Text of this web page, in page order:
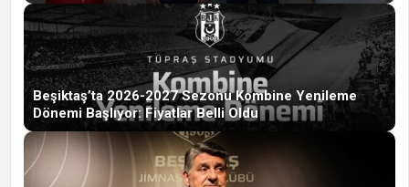
Beşiktaş’ta 2026-2027 Sezonu Kombine Yenileme
Dönemi Başlıyor: Fiyatlar Belli Oldu